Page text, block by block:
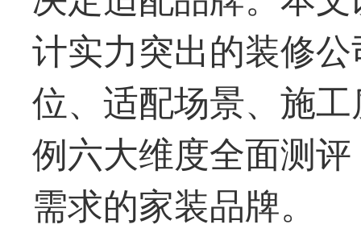
计实力突出的装修
位、适配场景、施
例六大维度全面测
需求的家装品牌。